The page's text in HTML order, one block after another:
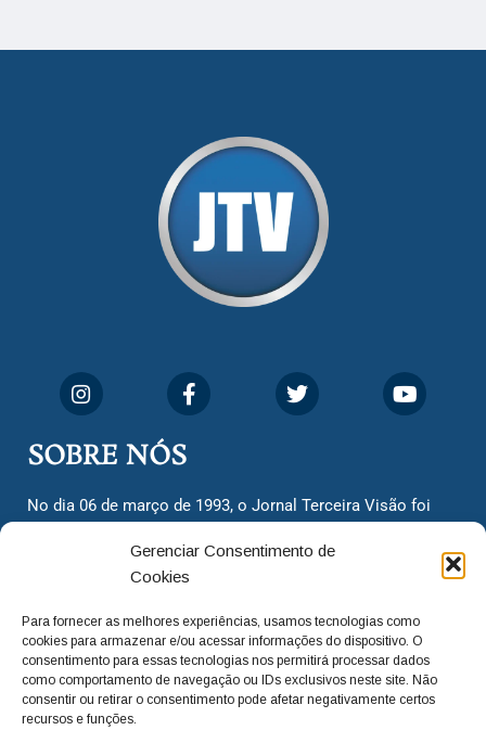
Gerenciar Consentimento de
Cookies
Para fornecer as melhores experiências, usamos tecnologias como
cookies para armazenar e/ou acessar informações do dispositivo. O
consentimento para essas tecnologias nos permitirá processar dados
como comportamento de navegação ou IDs exclusivos neste site. Não
consentir ou retirar o consentimento pode afetar negativamente certos
recursos e funções.
SOBRE NÓS
No dia 06 de março de 1993, o Jornal Terceira Visão foi
cidadãos valinhenses, já que naquela época só existiam
dois jornais. Há mais de 30 anos, o jornal continua
com o foco de trazer as melhores notícias. Nunca
deixamos de lado as necessidades do cidadão, sempre
questionando os órgãos públicos em busca de melhorias
para a cidade e sempre cobrando resoluções para casos